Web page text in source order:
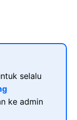
selalu
ke admin